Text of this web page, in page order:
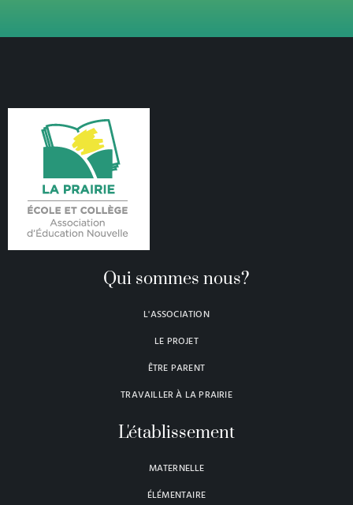
Qui sommes nous?
L'ASSOCIATION
LE PROJET
ÊTRE PARENT
TRAVAILLER À LA PRAIRIE
L'établissement
MATERNELLE
ÉLÉMENTAIRE